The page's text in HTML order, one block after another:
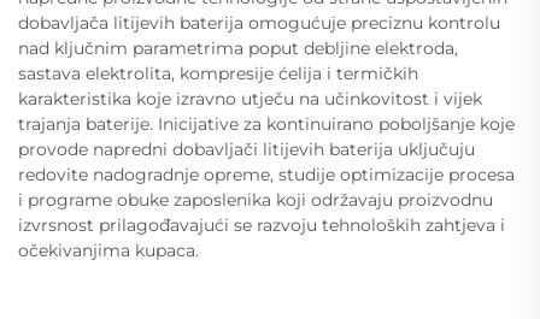
dobavljača litijevih baterija omogućuje preciznu kontrolu
nad ključnim parametrima poput debljine elektroda,
sastava elektrolita, kompresije ćelija i termičkih
karakteristika koje izravno utječu na učinkovitost i vijek
trajanja baterije. Inicijative za kontinuirano poboljšanje koje
provode napredni dobavljači litijevih baterija uključuju
redovite nadogradnje opreme, studije optimizacije procesa
i programe obuke zaposlenika koji održavaju proizvodnu
izvrsnost prilagođavajući se razvoju tehnoloških zahtjeva i
očekivanjima kupaca.